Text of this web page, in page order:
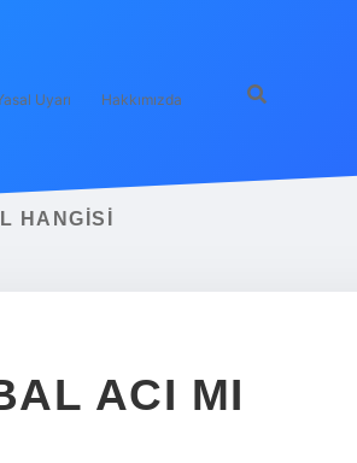
Uyarı Hakkımızda
HANGISI
ACI MI